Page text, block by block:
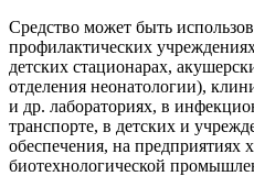
Средство может быть
профилактических
детских стационарах,
отделения неонатологии),
и др. лабораториях, в
транспорте, в детских и
обеспечения, на предприятиях
биотехнологической